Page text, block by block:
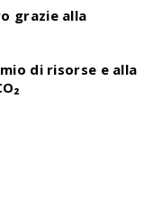
grazie alla
di risorse e alla